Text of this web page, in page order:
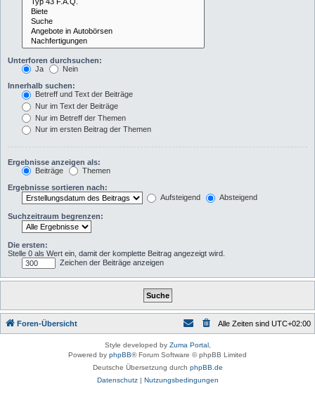
Unterforen durchsuchen:
Ja
Nein
Innerhalb suchen:
Betreff und Text der Beiträge
Nur im Text der Beiträge
Nur im Betreff der Themen
Nur im ersten Beitrag der Themen
Ergebnisse anzeigen als:
Beiträge
Themen
Ergebnisse sortieren nach:
Aufsteigend
Absteigend
Suchzeitraum begrenzen:
Die ersten:
Stelle 0 als Wert ein, damit der komplette Beitrag angezeigt wird.
Zeichen der Beiträge anzeigen
Foren-Übersicht Alle Zeiten sind UTC+02:00
Style developed by Zuma Portal,
Powered by phpBB® Forum Software © phpBB Limited
Deutsche Übersetzung durch phpBB.de
Datenschutz| Nutzungsbedingungen